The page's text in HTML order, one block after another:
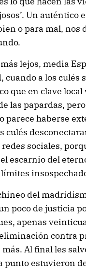
Un
o para mal, nos
lejos, media
cuando a los culés
que en clave
las papardas,
haberse
culés
sociales,
escarnio del
del
poco de justicia
apenas
contra
Al final les
punto estuvieron